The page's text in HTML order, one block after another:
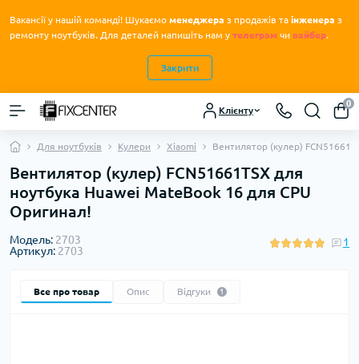
Вакансії у нашій команді! Шукаємо менеджера з продажів та інженера з
ремонту ноутбуків. Для деталей напишіть нам у телеграм чи вайбер.
Закрити
Клієнту
0
Для ноутбуків Кулери Xiaomi Вентилятор (кулер)
Вентилятор (кулер) FCN51661TSX для
ноутбука Huawei MateBook 16 для CPU
Оригинал!
Модель: 2703
Артикул: 2703
1
Все про товар Опис Відгуки 1